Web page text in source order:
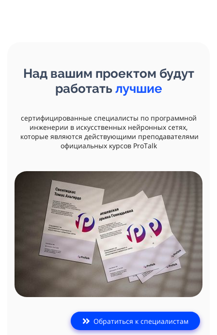
Над вашим проектом будут
работать лучшие
сертифицированные специалисты по программной
инженерии в искусственных нейронных сетях,
которые являются действующими преподавателями
официальных курсов ProTalk
Обратиться к специалистам